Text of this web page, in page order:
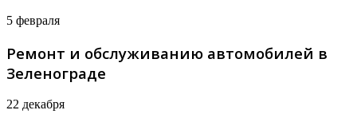
5 февраля
Ремонт и обслуживанию автомобилей в
Зеленограде
22 декабря